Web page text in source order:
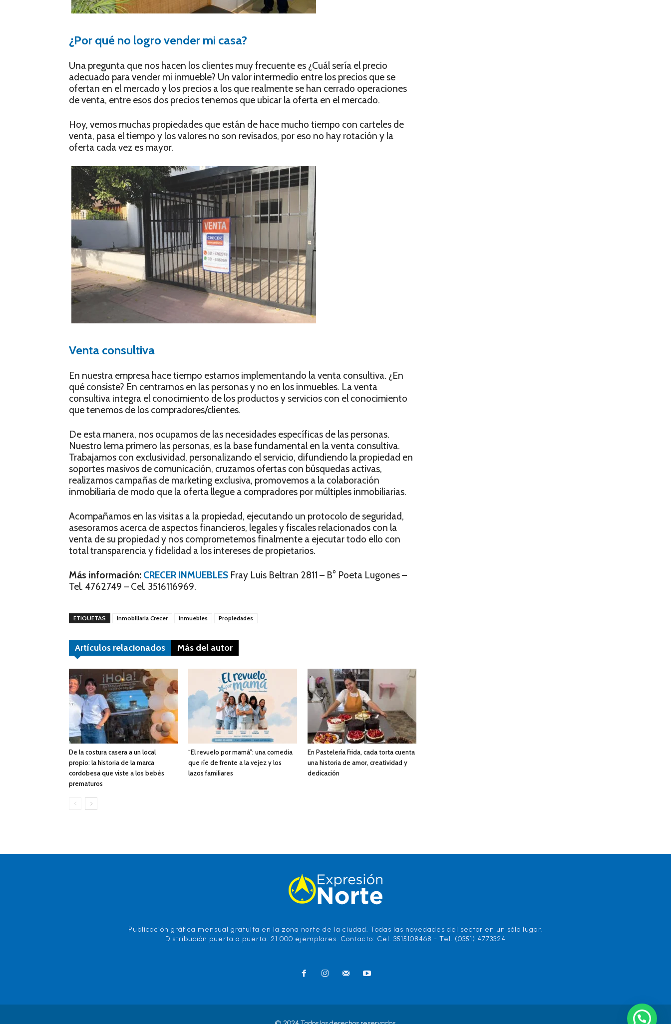
¿Por qué no logro vender mi casa?
Una pregunta que nos hacen los clientes muy frecuente es ¿Cuál sería el precio
adecuado para vender mi inmueble? Un valor intermedio entre los precios que se
ofertan en el mercado y los precios a los que realmente se han cerrado operaciones
de venta, entre esos dos precios tenemos que ubicar la oferta en el mercado.
Hoy, vemos muchas propiedades que están de hace mucho tiempo con carteles de
venta, pasa el tiempo y los valores no son revisados, por eso no hay rotación y la
oferta cada vez es mayor.
Venta consultiva
En nuestra empresa hace tiempo estamos implementando la venta consultiva. ¿En
qué consiste? En centrarnos en las personas y no en los inmuebles. La venta
consultiva integra el conocimiento de los productos y servicios con el conocimiento
que tenemos de los compradores/clientes.
De esta manera, nos ocupamos de las necesidades específicas de las personas.
Nuestro lema primero las personas, es la base fundamental en la venta consultiva.
Trabajamos con exclusividad, personalizando el servicio, difundiendo la propiedad en
soportes masivos de comunicación, cruzamos ofertas con búsquedas activas,
realizamos campañas de marketing exclusiva, promovemos a la colaboración
inmobiliaria de modo que la oferta llegue a compradores por múltiples inmobiliarias.
Acompañamos en las visitas a la propiedad, ejecutando un protocolo de seguridad,
asesoramos acerca de aspectos financieros, legales y fiscales relacionados con la
venta de su propiedad y nos comprometemos finalmente a ejecutar todo ello con
total transparencia y fidelidad a los intereses de propietarios.
Más información: CRECER INMUEBLES Fray Luis Beltran 2811 – B° Poeta Lugones –
Tel. 4762749 – Cel. 3516116969.
ETIQUETAS Inmobiliaria Crecer Inmuebles Propiedades
Artículos relacionados Más del autor
De la costura casera a un local
propio: la historia de la marca
cordobesa que viste a los bebés
prematuros
“El revuelo por mamá”: una comedia
que ríe de frente a la vejez y los
lazos familiares
En Pastelería Frida, cada torta cuenta
una historia de amor, creatividad y
dedicación
Publicación gráfica mensual gratuita en la zona norte de la ciudad. Todas las novedades del sector en un sólo lugar.
Distribución puerta a puerta. 21.000 ejemplares. Contacto: Cel. 3515108468 - Tel. (0351) 4773324